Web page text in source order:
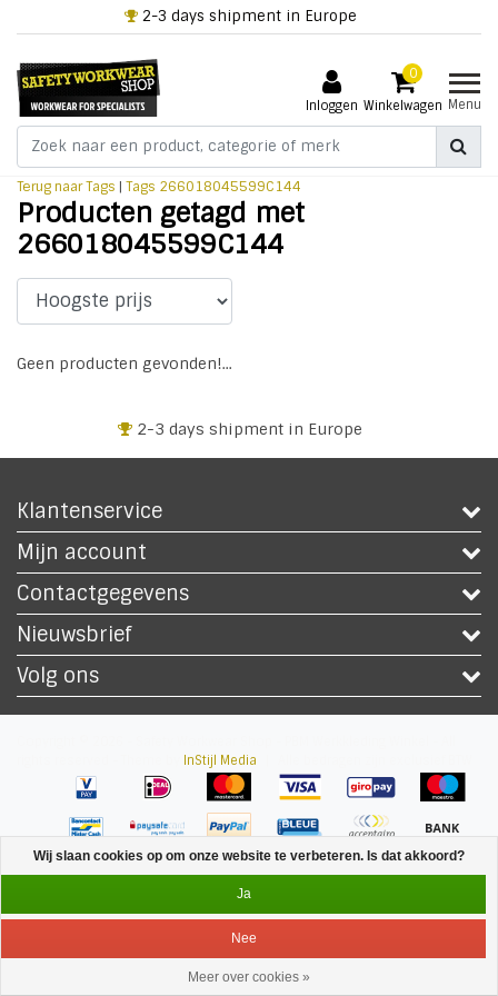
2-3 days shipment in Europe
Inloggen
0
Winkelwagen Menu
Terug naar Tags | Tags 266018045599C144
Producten getagd met
266018045599C144
Geen producten gevonden!...
2-3 days shipment in Europe
Klantenservice
Mijn account
Contactgegevens
Nieuwsbrief
Volg ons
InStijl Media
Menu Inloggen
Wij slaan cookies op om onze website te verbeteren. Is dat akkoord?
Ja
Nee
Meer over cookies »